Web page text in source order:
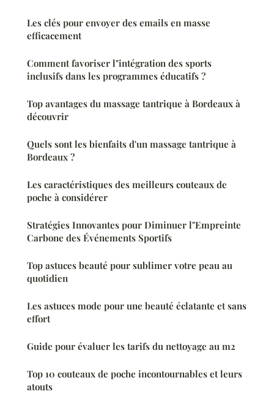
Les clés pour envoyer des emails en masse
efficacement
Comment favoriser l"intégration des sports
inclusifs dans les programmes éducatifs ?
Top avantages du massage tantrique à Bordeaux à
découvrir
Quels sont les bienfaits d'un massage tantrique à
Bordeaux ?
Les caractéristiques des meilleurs couteaux de
poche à considérer
Stratégies Innovantes pour Diminuer l"Empreinte
Carbone des Événements Sportifs
Top astuces beauté pour sublimer votre peau au
quotidien
Les astuces mode pour une beauté éclatante et sans
effort
Guide pour évaluer les tarifs du nettoyage au m2
Top 10 couteaux de poche incontournables et leurs
atouts